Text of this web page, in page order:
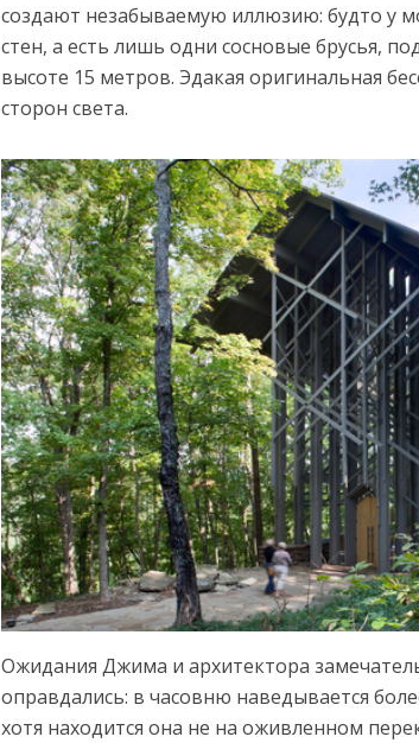
создают незабываемую иллюзию: будто у
стен, а есть лишь одни сосновые брусья,
высоте 15 метров. Эдакая оригинальная
сторон света.
Ожидания Джима и архитектора
оправдались: в часовню наведывается
хотя находится она не на оживленном